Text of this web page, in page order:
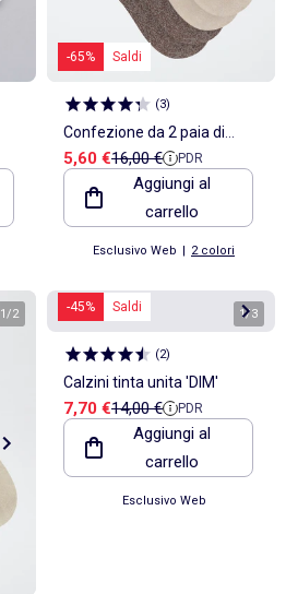
-65% Saldi
(3)
Confezione da 2 paia di
calzini 'DIM'
Prezzo di vendita
5,60 €Prezzo di riferimento
16,00 € PDR
Aggiungi al
carrello
Esclusivo Web | 2 colori
1/2 -45% Saldi 1/3
(2)
Calzini tinta unita 'DIM'
Prezzo di vendita
7,70 €Prezzo di riferimento
14,00 € PDR
Aggiungi al
carrello
Esclusivo Web